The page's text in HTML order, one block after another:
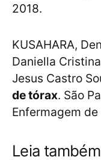
2018.
KUSAHARA,
Daniella
Jesus Castro
de tórax. São
Enfermagem
Leia também